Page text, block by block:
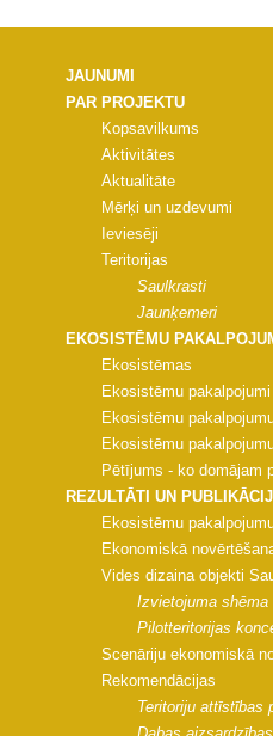
JAUNUMI
PAR PROJEKTU
Kopsavilkums
Aktivitātes
Aktualitāte
Mērķi un uzdevumi
Ieviesēji
Teritorijas
Saulkrasti
Jaunķemeri
EKOSISTĒMU
Ekosistēmas
Ekosistēmu pakalpojumi
Ekosistēmu
Ekosistēmu
Pētījums - ko domājam
REZULTĀTI UN
Ekosistēmu
Ekonomiskā
Vides dizaina objekti
Izvietojuma shēma
Pilotteritorijas
Scenāriju ekonomiskā
Rekomendācijas
Teritoriju attīstības